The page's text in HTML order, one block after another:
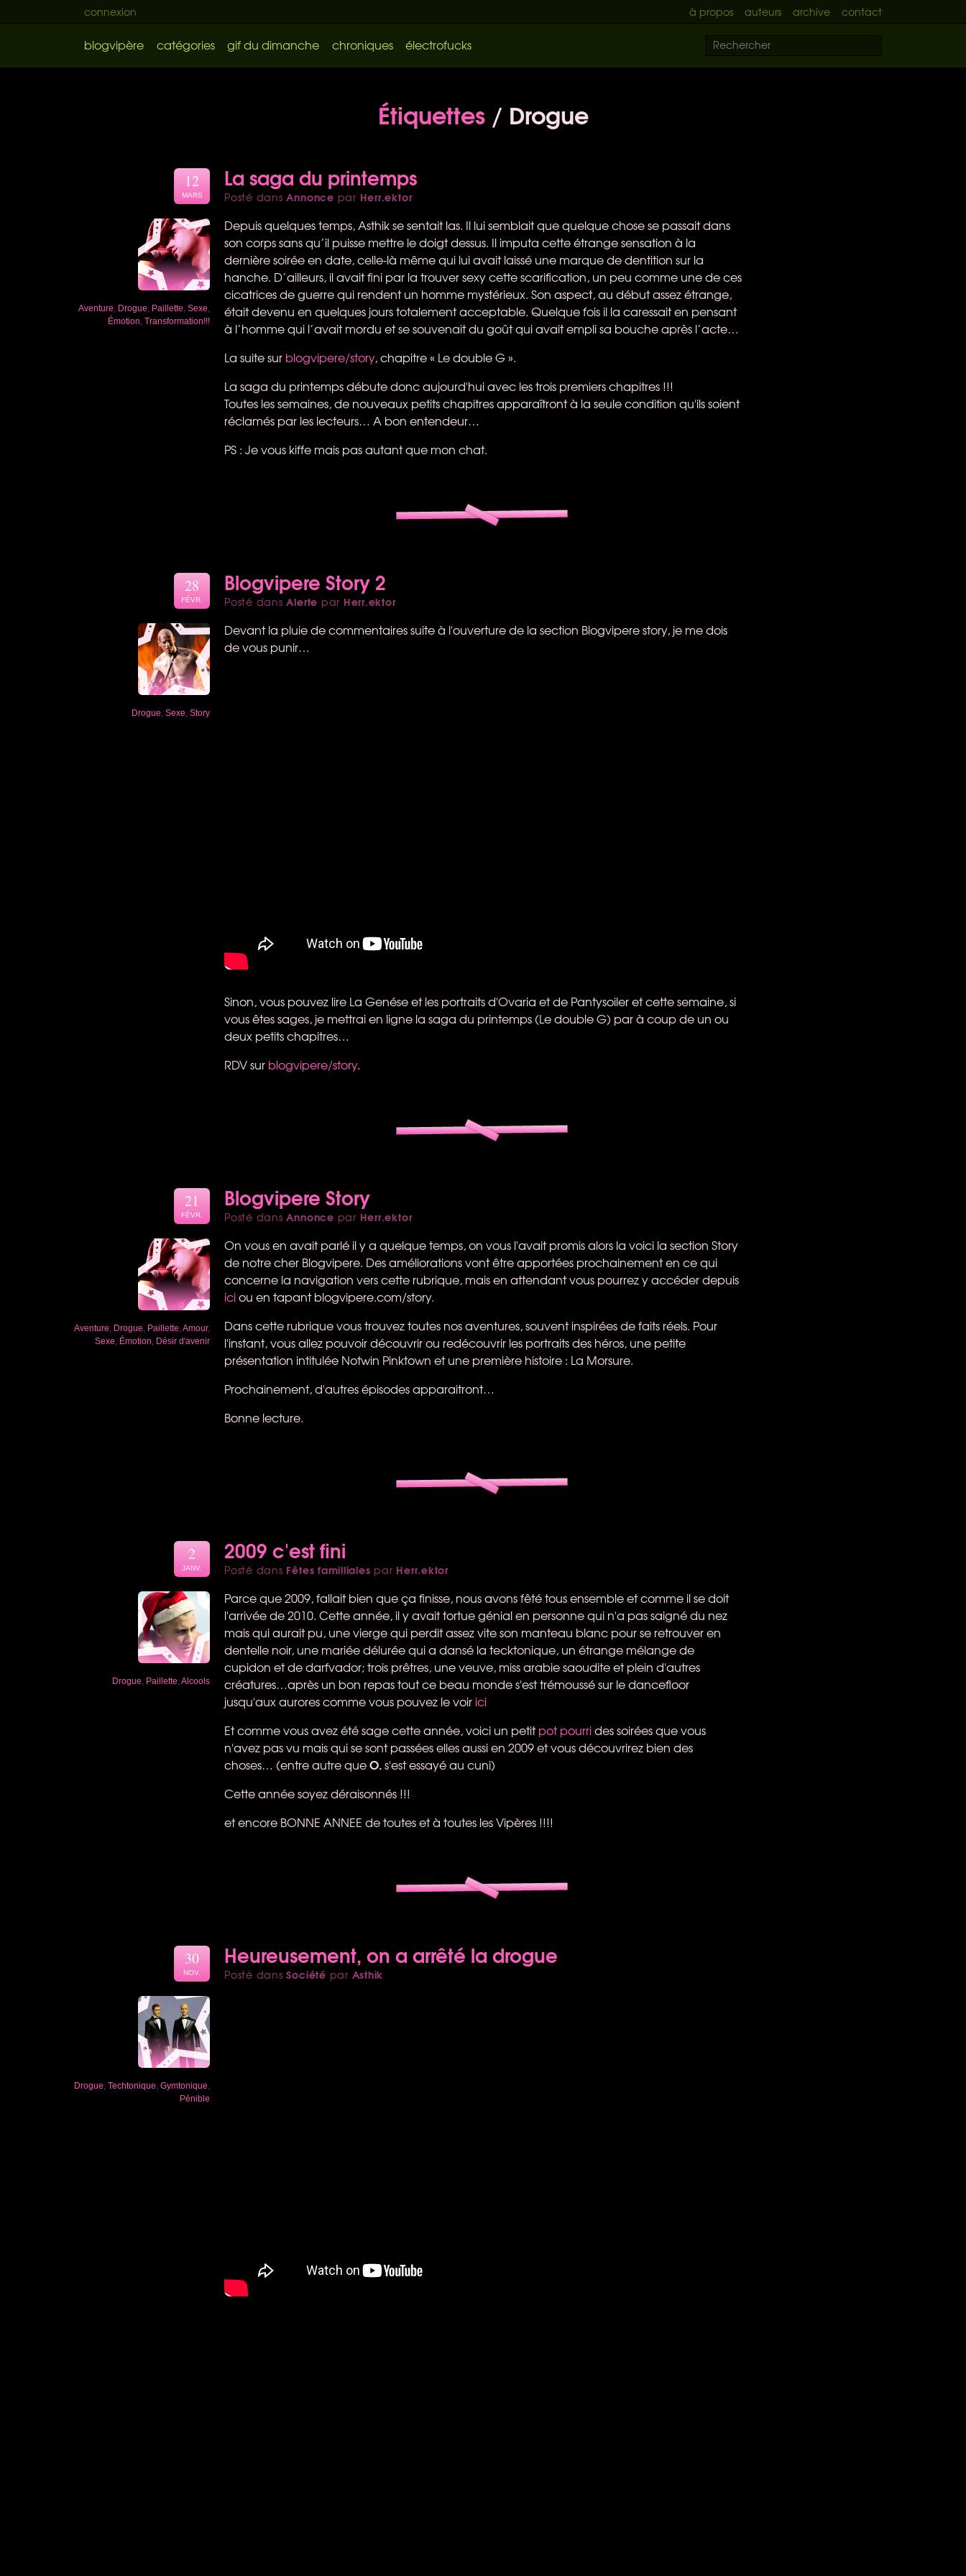
connexion à propos auteurs archive contact
blogvipère catégories gif du dimanche chroniques électrofucks
Étiquettes/ Drogue
La saga du printemps
Posté dansAnnonce par Herr.ektor
12
MARS
Aventure Drogue Paillette Sexe
Émotion Transformation!!!
Depuis quelques temps, Asthik se sentait las. Il lui semblait que quelque chose se passait dans
son corps sans qu’il puisse mettre le doigt dessus. Il imputa cette étrange sensation à la
dernière soirée en date, celle-là même qui lui avait laissé une marque de dentition sur la
hanche. D’ailleurs, il avait fini par la trouver sexy cette scarification, un peu comme une de ces
cicatrices de guerre qui rendent un homme mystérieux. Son aspect, au début assez étrange,
était devenu en quelques jours totalement acceptable. Quelque fois il la caressait en pensant
à l’homme qui l’avait mordu et se souvenait du goût qui avait empli sa bouche après l’acte…
La suite sur blogvipere/story, chapitre « Le double G ».
La saga du printemps débute donc aujourd'hui avec les trois premiers chapitres !!!
Toutes les semaines, de nouveaux petits chapitres apparaîtront à la seule condition qu'ils soient
réclamés par les lecteurs… A bon entendeur…
PS : Je vous kiffe mais pas autant que mon chat.
Blogvipere Story 2
Posté dansAlerte par Herr.ektor
28
FÉVR.
Drogue Sexe Story
Devant la pluie de commentaires suite à l'ouverture de la section Blogvipere story, je me dois
de vous punir…
Sinon, vous pouvez lire La Genése et les portraits d'Ovaria et de Pantysoiler et cette semaine, si
vous êtes sages, je mettrai en ligne la saga du printemps (Le double G) par à coup de un ou
deux petits chapitres…
RDVsur blogvipere/story.
Blogvipere Story
Posté dansAnnonce par Herr.ektor
21
FÉVR.
Aventure Drogue Paillette Amour,
Sexe Émotion Désir d'avenir
On vous en avait parlé il y a quelque temps, on vous l'avait promis alors la voici la section Story
de notre cher Blogvipere. Des améliorations vont être apportées prochainement en ce qui
concerne la navigation vers cette rubrique, mais en attendant vous pourrez y accéder depuis
iciou en tapant blogvipere.com/story.
Dans cette rubrique vous trouvez toutes nos aventures, souvent inspirées de faits réels. Pour
l'instant, vous allez pouvoir découvrir ou redécouvrir les portraits des héros, une petite
présentation intitulée Notwin Pinktown et une première histoire : La Morsure.
Prochainement, d'autres épisodes apparaitront…
Bonne lecture.
2009 c'est fini
Posté dans Fêtes familliales par Herr.ektor
2
JANV.
Drogue Paillette Alcools
Parce que 2009, fallait bien que ça finisse, nous avons fêté tous ensemble et comme il se doit
l'arrivée de 2010. Cette année, il y avait tortue génial en personne qui n'a pas saigné du nez
mais qui aurait pu, une vierge qui perdit assez vite son manteau blanc pour se retrouver en
dentelle noir, une mariée délurée qui a dansé la tecktonique, un étrange mélange de
cupidon et de darfvador; trois prêtres, une veuve, miss arabie saoudite et plein d'autres
créatures…après un bon repas tout ce beau monde s'est trémoussé sur le dancefloor
jusqu'aux aurores comme vous pouvez le voir ici
Et comme vous avez été sage cette année, voici un petitpot pourrides soirées que vous
n'avez pas vu mais qui se sont passées elles aussi en 2009 et vous découvrirez bien des
choses… (entre autre queO.s'est essayé au cuni)
Cette année soyez déraisonnés !!!
et encore BONNE ANNEE de toutes et à toutes les Vipères !!!!
Heureusement, on a arrêté la drogue
Posté dansSociété par Asthik
30
NOV.
Drogue Techtonique Gymtonique
Pénible